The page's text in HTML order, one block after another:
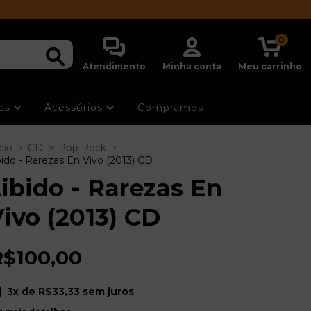
Atendimento Minha conta Meu carrinho
0
Acessórios Compramos
> CD > Pop Rock >
- Rarezas En Vivo (2013) CD
- Rarezas En
(2013) CD
3x de R$33,33 sem juros